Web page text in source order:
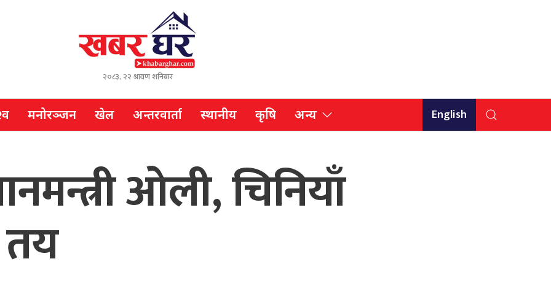
२०८३, २२ श्रावण शनिबार
मनोरञ्जन खेल अन्तरवार्ता स्थानीय कृषि अन्य English
ओली, चिनियाँ
तय